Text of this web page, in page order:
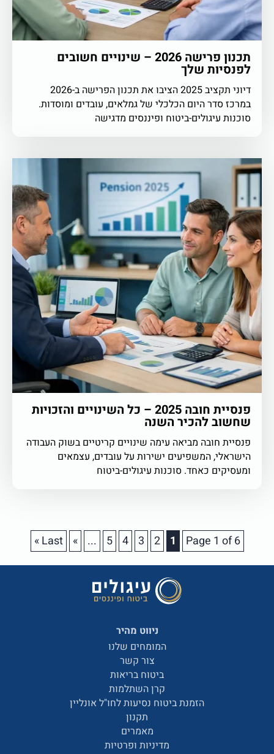
תכנון פרישה 2026 – שינויים חשובים
לפנסיות שלך
דיוני תקציב 2025 הציבו את תכנון הפרישה ב-2026
במרכז סדר היום הכלכלי של גמלאים, עובדים ומוסדות.
סוכנות עיגולים-ביטוח ופיננסים מדגישה
פנסיית חובה 2025 – כל השינויים והזכויות
שחשוב להכיר השנה
פנסיית חובה מביאה עימה שינויים קריטיים בשוק העבודה
הישראלי, המשפיעים ישירות על עובדים, עצמאים
ומעסיקים כאחד. סוכנות עיגולים-ביטוח
Page 1 of 6
1
2
3
4
5
...
»
Last »
ניווט מהיר
המומחים שלנו
צור קשר
ביטוח בריאות
קרן השתלמות
הזמנת ביטוח נסיעות לחו"ל אונליין
תקנון
מאמרים
מדיניות ופרטיות